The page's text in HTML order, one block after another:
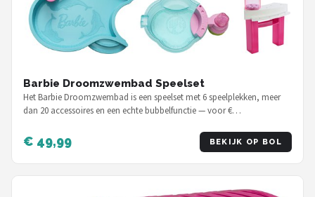
Barbie Droomzwembad Speelset
Het Barbie Droomzwembad is een speelset met 6 speelplekken, meer
dan 20 accessoires en een echte bubbelfunctie — voor €…
€ 49,99 BEKIJK OP BOL